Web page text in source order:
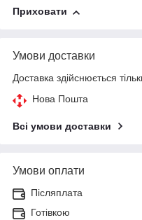
Приховати
Умови доставки
Доставка здійснюється
Нова Пошта
Всі умови доставки
Умови оплати
Післяплата
Готівкою